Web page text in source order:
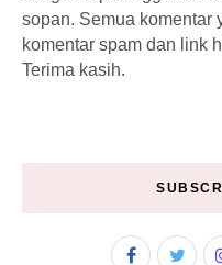
sopan. Semua komentar
komentar spam dan link
Terima kasih.